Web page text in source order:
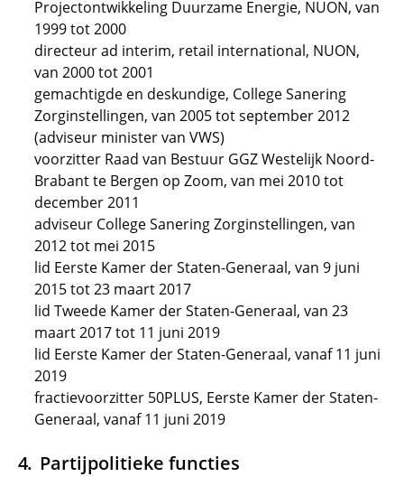
Projectontwikkeling Duurzame Energie, NUON, van
1999 tot 2000
directeur ad interim, retail international, NUON,
van 2000 tot 2001
gemachtigde en deskundige, College Sanering
Zorginstellingen, van 2005 tot september 2012
(adviseur minister van VWS)
voorzitter Raad van Bestuur GGZ Westelijk Noord-
Brabant te Bergen op Zoom, van mei 2010 tot
december 2011
adviseur College Sanering Zorginstellingen, van
2012 tot mei 2015
lid Eerste Kamer der Staten-Generaal, van 9 juni
2015 tot 23 maart 2017
lid Tweede Kamer der Staten-Generaal, van 23
maart 2017 tot 11 juni 2019
lid Eerste Kamer der Staten-Generaal, vanaf 11 juni
2019
fractievoorzitter 50PLUS, Eerste Kamer der Staten-
Generaal, vanaf 11 juni 2019
Partijpolitieke functies